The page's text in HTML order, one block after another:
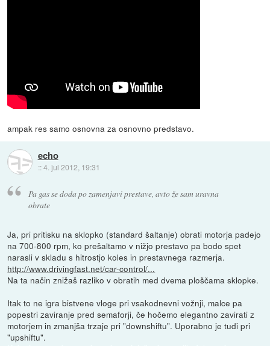
ampak res samo osnovna za osnovno predstavo.
echo
::4. jul 2012, 19:31
Pa gas se doda po zamenjavi prestave, avto že sam uravna
obrate
Ja, pri pritisku na sklopko (standard šaltanje) obrati motorja padejo
na 700-800 rpm, ko prešaltamo v nižjo prestavo pa bodo spet
narasli v skladu s hitrostjo koles in prestavnega razmerja.
http://www.drivingfast.net/car-control/...
Na ta način znižaš razliko v obratih med dvema ploščama sklopke.
Itak to ne igra bistvene vloge pri vsakodnevni vožnji, malce pa
popestri zaviranje pred semaforji, če hočemo elegantno zavirati z
motorjem in zmanjša trzaje pri "downshiftu". Uporabno je tudi pri
"upshiftu".